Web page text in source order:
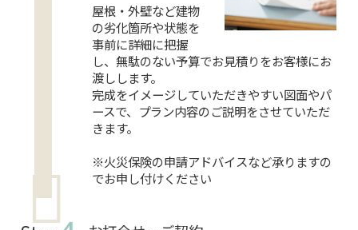
屋根・外壁など建物
の劣化箇所や状態を
事前に詳細に把握
し、無駄のない予算でお見積りをお客様にお
渡しします。
完成をイメージしていただきやすい図面やパ
ースで、プラン内容のご説明をさせていただ
きます。
※火災保険の申請アドバイスなど承りますの
でお申し付けください